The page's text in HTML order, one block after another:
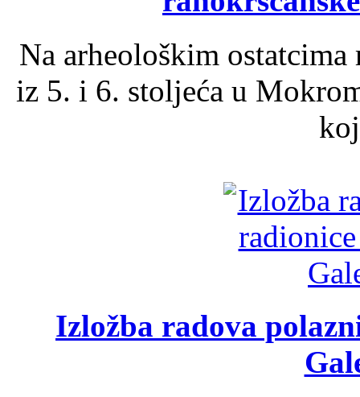
Na arheološkim
iz 5. i 6. stoljeća u
Izložba radova